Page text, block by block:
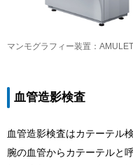
マンモグラフィー装置：
血管造影検査
血管造影検査はカテーテル
腕の血管からカテーテルと